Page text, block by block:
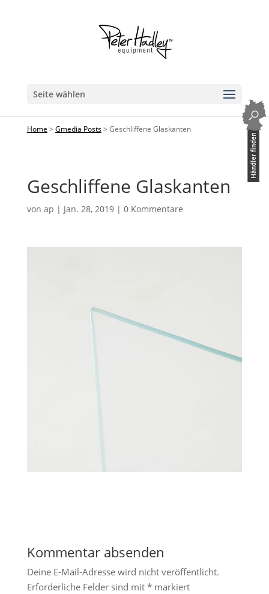
Seite wählen
Home > Gmedia Posts> Geschliffene Glaskanten
Geschliffene Glaskanten
von ap | Jan. 28, 2019| 0 Kommentare
Kommentar absenden
Deine E-Mail-Adresse wird nicht veröffentlicht.
Erforderliche Felder sind mit *markiert